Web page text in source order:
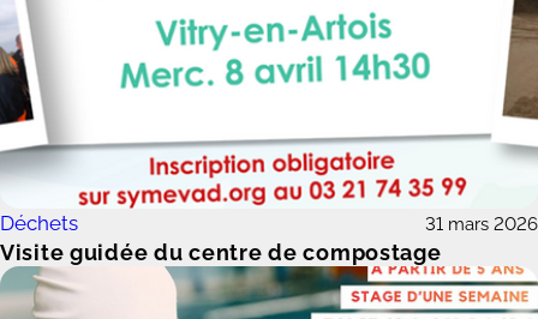
Visite guidée du centre de compostage
Déchets 31 mars 2026